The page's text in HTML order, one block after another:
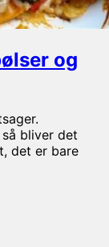
og
bliver det
det er bare